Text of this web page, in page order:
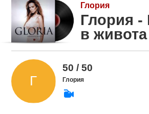
Глория
Глория
в
50 / 50
Глория